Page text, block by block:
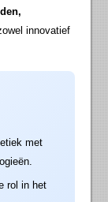
innovatief
met
rol in het